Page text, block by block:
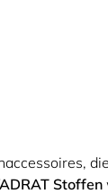
Stoffen